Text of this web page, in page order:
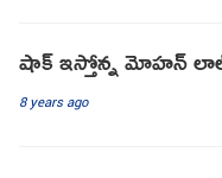
షాక్ ఇస్తోన్న మోహన్ లాల్
8 years ago